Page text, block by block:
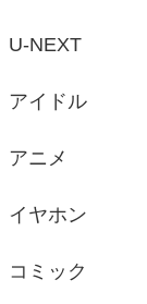
U-NEXT
アイドル
アニメ
イヤホン
コミック